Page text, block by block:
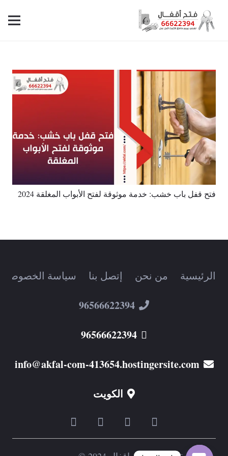
فتح قفل باب خشب: خدمة موثوقة لفتح الأبواب المغلقة 2024
الرئيسية من نحن إتصل بنا سياسة الخصوصية
96566622394
96566622394
info@akfal-com-413654.hostingersite.com
الكويت